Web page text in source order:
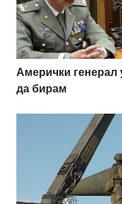
Амерички
да бирам